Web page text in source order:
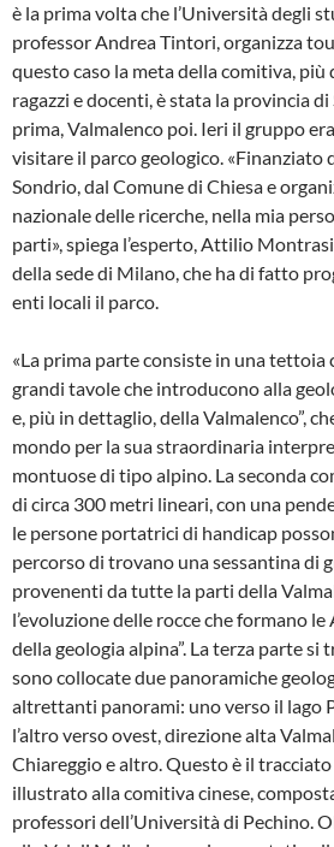
è la prima volta che l’Università degli
professor Andrea Tintori, organizza
questo caso la meta della comitiva,
ragazzi e docenti, è stata la provincia
prima, Valmalenco poi. Ieri il gruppo
visitare il parco geologico. «Finanziato
Sondrio, dal Comune di Chiesa e
nazionale delle ricerche, nella mia
parti», spiega l’esperto, Attilio
della sede di Milano, che ha di fatto
enti locali il parco.
«La prima parte consiste in una
grandi tavole che introducono alla
e, più in dettaglio, della Valmalenco”,
mondo per la sua straordinaria
montuose di tipo alpino. La seconda
di circa 300 metri lineari, con una
le persone portatrici di handicap
percorso di trovano una sessantina di
provenenti da tutte la parti della
l’evoluzione delle rocce che formano
della geologia alpina”. La terza parte si
sono collocate due panoramiche
altrettanti panorami: uno verso il lago
l’altro verso ovest, direzione alta
Chiareggio e altro. Questo è il
illustrato alla comitiva cinese,
professori dell’Università di Pechino.